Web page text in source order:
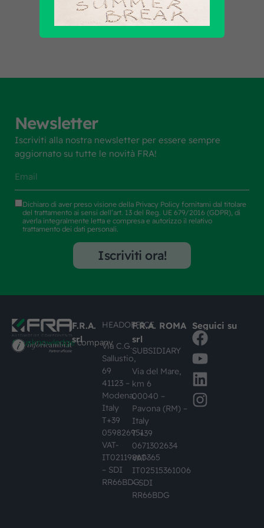
Scopri tutti i prodotti
Newsletter
Iscriviti alla nostra newsletter per essere sempre
aggiornato su tutte le novità FRA!
Dichiaro di aver preso visione della Privacy Policy fornitami dal titolare
del trattamento ai sensi dell’art. 13 del Reg. UE 679/2016 (GDPR), di
averla integralmente letta e compresa e autorizzo il relativo
trattamento dei dati personali.
Iscriviti ora!
#busknowledgecompany
F.R.A.
srl
HEADOFFICE
Via C.G.
Sallustio,
69
41123 –
Modena,
Italy
T+39
059826951
VAT-
IT02119860365
– SDI
RR66BDG
F.R.A. ROMA
srl
SUBSIDIARY
Via del Mare,
km 6
00040 –
Pavona (RM) –
Italy
T +39
0671302634
VAT-
IT02515361006
– SDI
RR66BDG
Seguici su